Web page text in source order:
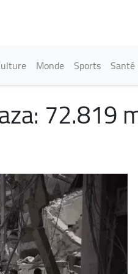
Monde Sports Santé
72.819